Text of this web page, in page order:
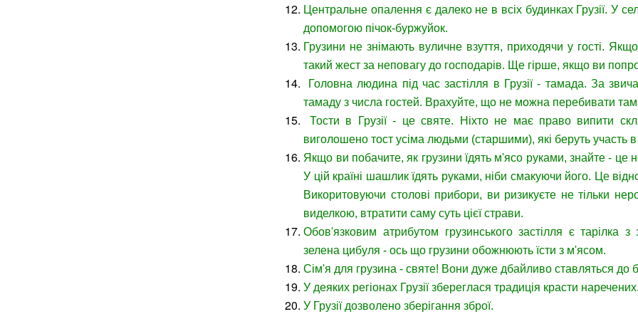
Центральне опалення є далеко не в всіх будинках Грузії. У
допомогою пічок-буржуйок.
Грузини не знімають вуличне взуття, приходячи у гості.
такий жест за неповагу до господарів. Ще гірше, якщо ви
Головна людина під час застілля в Грузії - тамада. За
тамаду з числа гостей. Врахуйте, що не можна перебивати
Тости в Грузії - це святе. Ніхто не має право випити
виголошено тост усіма людьми (старшими), які беруть участь в
Якщо ви побачите, як грузини їдять м'ясо руками, знайте - це
У цій країні шашлик їдять руками, ніби смакуючи його. Це
Викоритовуючи столові прибори, ви ризикуєте не тільки
виделкою, втратити саму суть цієї страви.
Обов'язковим атрибутом грузинського застілля є тарілка
зелена цибуля - ось що грузини обожнюють їсти з м'ясом.
Сім'я для грузина - святе! Вони дуже дбайливо ставляться до
У деяких регіонах Грузії збереглася традиція красти
У Грузії дозволено зберігання зброї.